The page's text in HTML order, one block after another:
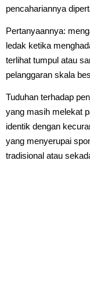
pencahariannya
Pertanyaannya:
ledak ketika
terlihat tumpul atau
pelanggaran skala
Tuduhan terhadap
yang masih melekat
identik dengan
yang menyerupai
tradisional atau